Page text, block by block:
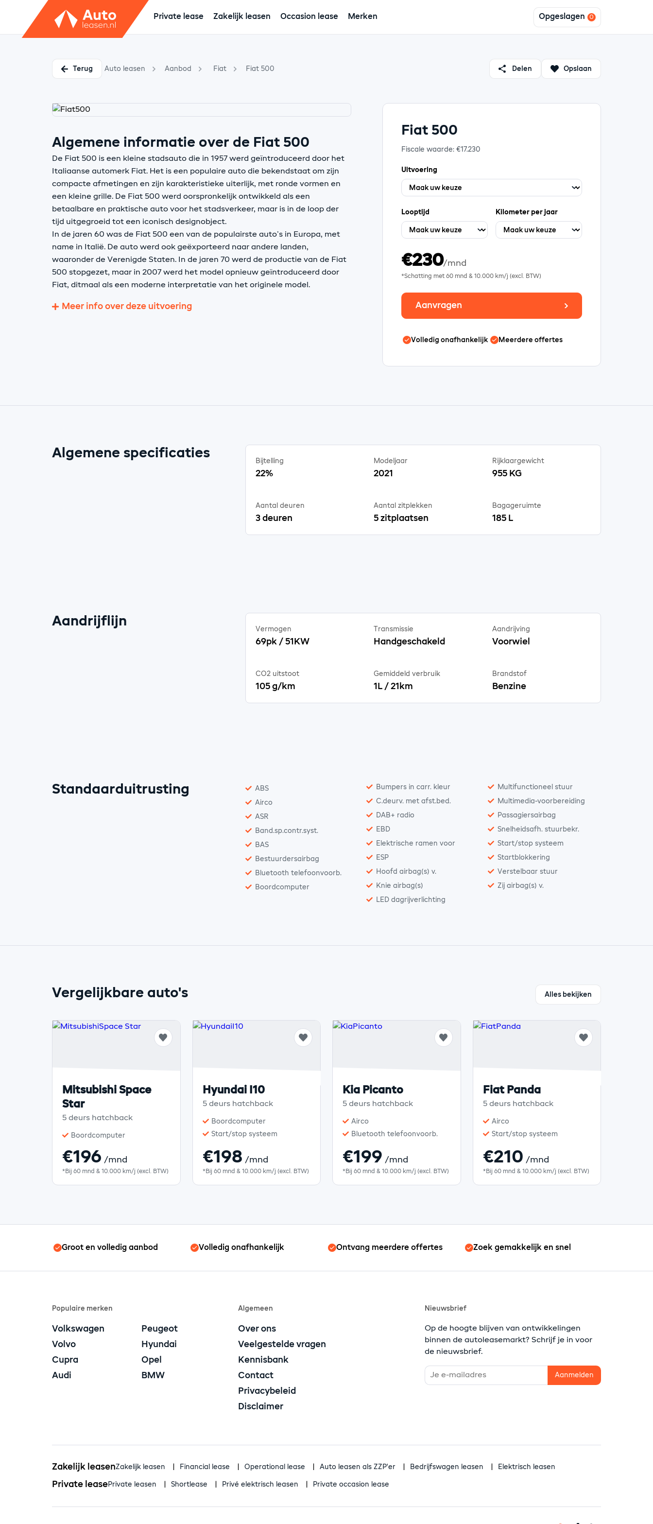
Private lease Zakelijk leasen Occasion lease Merken Opgeslagen
Terug Auto leasen Aanbod Fiat Fiat 500 Delen Opslaan
Algemene informatie over de Fiat 500
De Fiat 500 is een kleine stadsauto die in 1957 werd geïntroduceerd door het
Italiaanse automerk Fiat. Het is een populaire auto die bekendstaat om zijn
compacte afmetingen en zijn karakteristieke uiterlijk, met ronde vormen en
een kleine grille. De Fiat 500 werd oorspronkelijk ontwikkeld als een
betaalbare en praktische auto voor het stadsverkeer, maar is in de loop der
tijd uitgegroeid tot een iconisch designobject.
In de jaren 60 was de Fiat 500 een van de populairste auto’s in Europa, met
name in Italië. De auto werd ook geëxporteerd naar andere landen,
waaronder de Verenigde Staten. In de jaren 70 werd de productie van de Fiat
500 stopgezet, maar in 2007 werd het model opnieuw geïntroduceerd door
Fiat, ditmaal als een moderne interpretatie van het originele model.
Meer info over deze uitvoering
Fiat 500
Fiscale waarde: €17.230
Uitvoering
Looptijd Kilometer per jaar
€230/mnd
*Schatting met 60 mnd &10.000 km/j (excl. BTW)
Aanvragen
Volledig onafhankelijk Meerdere offertes
Algemene specificaties
Bijtelling
22%
Modeljaar
2021
Rijklaargewicht
955 KG
Aantal deuren
3 deuren
Aantal zitplekken
5 zitplaatsen
Bagageruimte
185 L
Aandrijflijn
Vermogen
69pk / 51KW
Transmissie
Handgeschakeld
Aandrijving
Voorwiel
CO2 uitstoot
105 g/km
Gemiddeld verbruik
1L / 21km
Brandstof
Benzine
Standaarduitrusting ABS
Airco
ASR
Band.sp.contr.syst.
BAS
Bestuurdersairbag
Bluetooth telefoonvoorb.
Boordcomputer
Bumpers in carr. kleur
C.deurv. met afst.bed.
DAB+ radio
EBD
Elektrische ramen voor
ESP
Hoofd airbag(s) v.
Knie airbag(s)
LED dagrijverlichting
Multifunctioneel stuur
Multimedia-voorbereiding
Passagiersairbag
Snelheidsafh. stuurbekr.
Start/stop systeem
Startblokkering
Verstelbaar stuur
Zij airbag(s) v.
Vergelijkbare auto's Alles bekijken
Mitsubishi Space
Star
5 deurs hatchback
Boordcomputer
€196 /mnd
*Bij 60 mnd & 10.000 km/j (excl. BTW)
Hyundai I10
5 deurs hatchback
Boordcomputer
Start/stop systeem
€198 /mnd
*Bij 60 mnd & 10.000 km/j (excl. BTW)
Kia Picanto
5 deurs hatchback
Airco
Bluetooth telefoonvoorb.
€199 /mnd
*Bij 60 mnd & 10.000 km/j (excl. BTW)
Fiat Panda
5 deurs hatchback
Airco
Start/stop systeem
€210 /mnd
*Bij 60 mnd & 10.000 km/j (excl. BTW)
Groot en volledig aanbod Volledig onafhankelijk Ontvang meerdere offertes Zoek gemakkelijk en snel
Populaire merken
Volkswagen
Peugeot
Volvo
Hyundai
Cupra
Opel
Audi
BMW
Algemeen
Over ons
Veelgestelde vragen
Kennisbank
Contact
Privacybeleid
Disclaimer
Nieuwsbrief
Op de hoogte blijven van ontwikkelingen
binnen de autoleasemarkt? Schrijf je in voor
de nieuwsbrief.
Zakelijk leasenZakelijk leasen Financial lease Operational lease Auto leasen als ZZP'er Bedrijfswagen leasen Elektrisch leasen
Private leasePrivate leasen Shortlease Privé elektrisch leasen Private occasion lease